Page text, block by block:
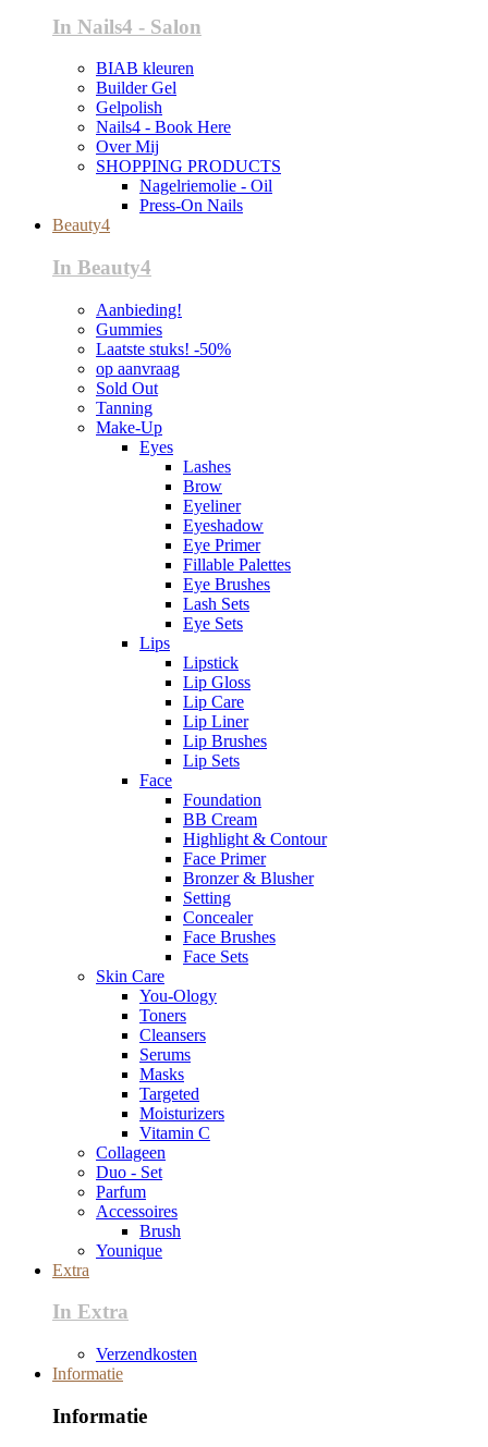
In Nails4 - Salon
BIAB kleuren
Builder Gel
Gelpolish
Nails4 - Book Here
Over Mij
SHOPPING PRODUCTS
Nagelriemolie - Oil
Press-On Nails
Beauty4
In Beauty4
Aanbieding!
Gummies
Laatste stuks! -50%
op aanvraag
Sold Out
Tanning
Make-Up
Eyes
Lashes
Brow
Eyeliner
Eyeshadow
Eye Primer
Fillable Palettes
Eye Brushes
Lash Sets
Eye Sets
Lips
Lipstick
Lip Gloss
Lip Care
Lip Liner
Lip Brushes
Lip Sets
Face
Foundation
BB Cream
Highlight & Contour
Face Primer
Bronzer & Blusher
Setting
Concealer
Face Brushes
Face Sets
Skin Care
You-Ology
Toners
Cleansers
Serums
Masks
Targeted
Moisturizers
Vitamin C
Collageen
Duo - Set
Parfum
Accessoires
Brush
Younique
Extra
In Extra
Verzendkosten
Informatie
Informatie